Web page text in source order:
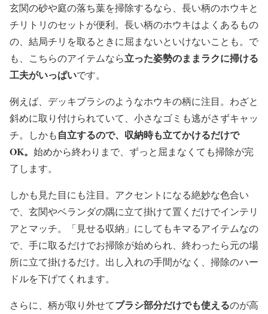
玄関の砂や庭の落ち葉を掃除するなら、長い柄のホウキと
チリトリのセットが便利。長い柄のホウキはよくあるもの
の、結局チリを取るときに屈まないといけないことも。で
も、こちらのアイテムなら立った姿勢のままラクに掃ける
工夫がいっぱいです。
例えば、デッキブラシのようなホウキの柄に注目。わざと
斜めに取り付けられていて、小さなゴミも逃がさずキャッ
チ。しかも自立するので、収納時も立てかけるだけで
OK。 始めから終わりまで、ずっと屈まなくても掃除が完
了します。
しかも見た目にも注目。アクセントになる絶妙な色合い
で、玄関やベランダの隅に立て掛けて置くだけでインテリ
アとマッチ。「見せる収納」にしてもキマるアイテムなの
で、手に取るだけでお掃除が始められ、終わったら元の場
所に立て掛けるだけ。出し入れの手間がなく、掃除のハー
ドルを下げてくれます。
さらに、柄が取り外せてブラシ部分だけでも使えるのが高